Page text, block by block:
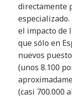
directamente
el impacto de
que sólo en
nuevos
(unos 8.100
(casi 700.000